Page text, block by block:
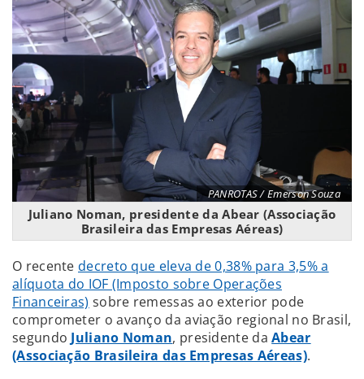
PANROTAS / Emerson Souza
Juliano Noman, presidente da Abear (Associação
Brasileira das Empresas Aéreas)
O recentedecreto que eleva de 0,38% para 3,5% a
alíquota do IOF (Imposto sobre Operações
Financeiras) sobre remessas ao exterior pode
comprometer o avanço da aviação regional no Brasil,
segundo Juliano Noman, presidente daAbear
(Associação Brasileira das Empresas Aéreas).